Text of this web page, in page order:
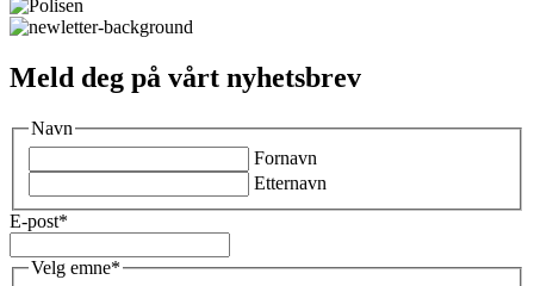
Meld deg på vårt nyhetsbrev
Navn
Fornavn
Etternavn
E-post*
Velg emne*